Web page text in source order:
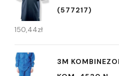
(577217)
150,44zł
3M